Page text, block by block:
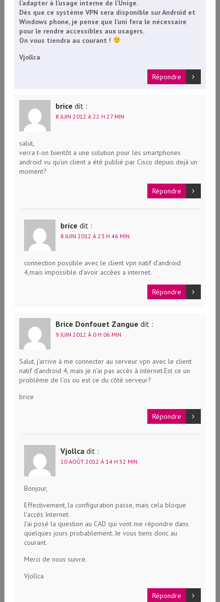
l’adapter à l’usage interne de l’Unige.
Dès que ce système VPN sera disponible sur Androïd et
Windows phone, je pense que l’uni fera le nécessaire
pour le rendre accessibles aux usagers.
On vous tiendra au courant !
Vjollca
Répondre
brice dit :
8 JUIN 2012 À 22 H 27 MIN
salut,
verra t-on bientôt a une solution pour les smartphones
android vu qu’un client a été publié par Cisco depuis dejà un
moment?
Répondre
brice dit :
8 JUIN 2012 À 23 H 46 MIN
connection possible avec le client vpn natif d’android
4,mais impossible d’avoir accèes a internet.
Répondre
Brice Donfouet Zangue dit :
9 JUIN 2012 À 0 H 06 MIN
Salut, j’arrive à me connecter au serveur vpn avec le client
natif d’android 4, mais je n’ai pas accès à internet.Est ce un
problème de l’os ou est ce du côté serveur?
brice
Répondre
Vjollca dit :
10 AOÛT 2012 À 14 H 52 MIN
Bonjour,
Effectivement, la configuration passe, mais cela bloque
l’accès Internet.
J’ai posé la question au CAD qui vont me répondre dans
quelques jours probablement. Je vous tiens donc au
courant.
Merci de nous suivre.
Vjollca
Répondre